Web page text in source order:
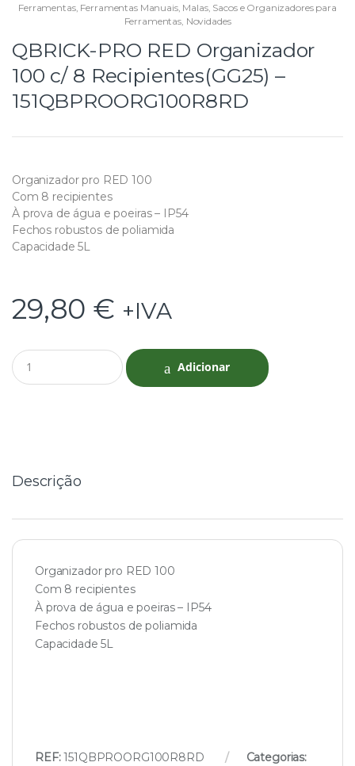
Ferramentas, Ferramentas Manuais, Malas, Sacos e Organizadores para
Ferramentas, Novidades
QBRICK-PRO RED Organizador
100 c/ 8 Recipientes(GG25) –
151QBPROORG100R8RD
Organizador pro RED 100
Com 8 recipientes
À prova de água e poeiras – IP54
Fechos robustos de poliamida
Capacidade 5L
29,80 € +IVA
Q
u
Adicionar
Descrição
Organizador pro RED 100
Com 8 recipientes
À prova de água e poeiras – IP54
Fechos robustos de poliamida
Capacidade 5L
REF:151QBPROORG100R8RD
Categorias: